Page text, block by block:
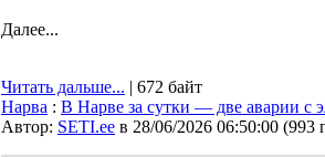
Далее...
Читать дальше... | 672 байт
Нарва : В Нарве за сутки — две аварии с
Автор: SETI.ee в 28/06/2026 06:50:00 (993